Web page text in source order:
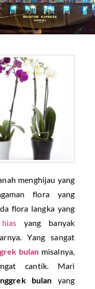
menghijau yang
flora yang
flora langka yang
yang banyak
Yang sangat
bulan misalnya,
cantik. Mari
bulan yang